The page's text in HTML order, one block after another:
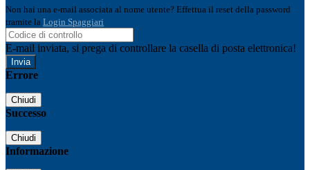
Non hai una e-mail associata al nome utente? Effettua il reset della password
tramite la Login Spaggiari
E-mail inviata, si prega di controllare la casella di posta elettronica!
Errore
Chiudi
Successo
Chiudi
Informazione